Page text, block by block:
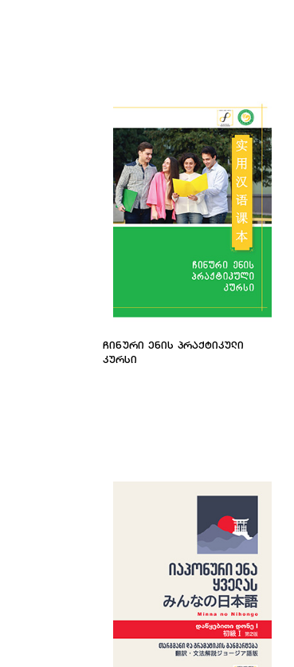
ᲩᲘᲜᲣᲠᲘ ᲔᲜᲘᲡ ᲞᲠᲐᲥᲢᲘᲙᲣᲚᲘ
ᲙᲣᲠᲡᲘ